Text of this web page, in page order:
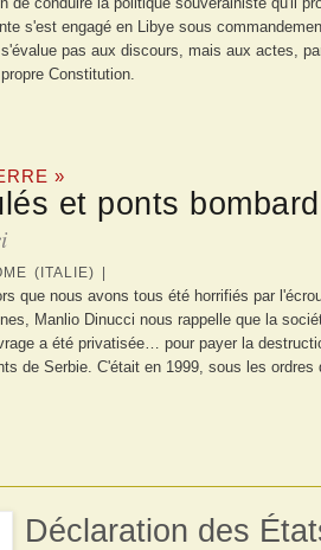
s'est engagé en Libye sous
pas aux discours, mais aux actes,
Constitution.
»
et ponts
(ITALIE) |
que nous avons tous été horrifiés par
Manlio Dinucci nous rappelle que la
a été privatisée… pour payer la
de Serbie. C'était en 1999, sous les ordres
Déclaration des